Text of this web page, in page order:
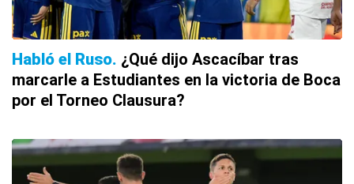
Habló el Ruso ¿Qué dijo Ascacíbar tras
marcarle a Estudiantes en la victoria de Boca
por el Torneo Clausura?